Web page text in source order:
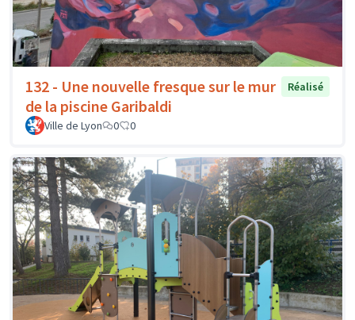
132 - Une nouvelle fresque sur le mur
de la piscine Garibaldi
Réalisé
Ville de Lyon 0 0